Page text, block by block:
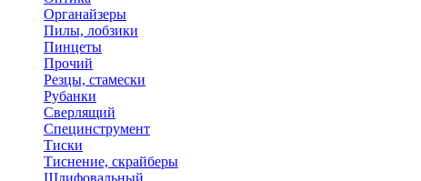
Органайзеры
Пилы, лобзики
Пинцеты
Прочий
Резцы, стамески
Рубанки
Сверлящий
Специнструмент
Тиски
Тиснение, скрайберы
Шлифовальный